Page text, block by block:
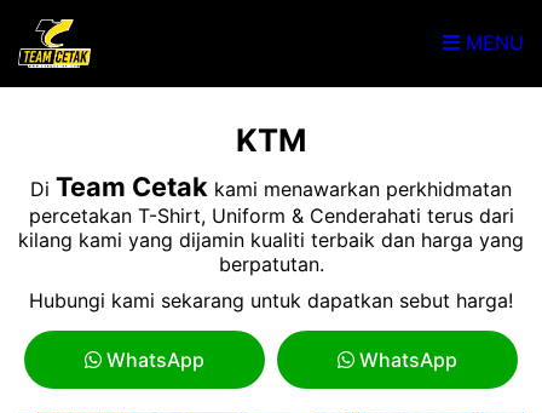
MENU
KTM
Di Team Cetak kami menawarkan perkhidmatan
percetakan T-Shirt, Uniform & Cenderahati terus dari
kilang kami yang dijamin kualiti terbaik dan harga yang
berpatutan.
Hubungi kami sekarang untuk dapatkan sebut harga!
WhatsApp WhatsApp